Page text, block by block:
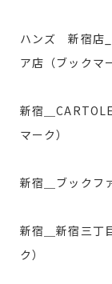
ハンズ 新宿店
ア店（ブックマ
新宿＿
マーク）
新宿＿ブック
新宿＿新宿三丁
ク）